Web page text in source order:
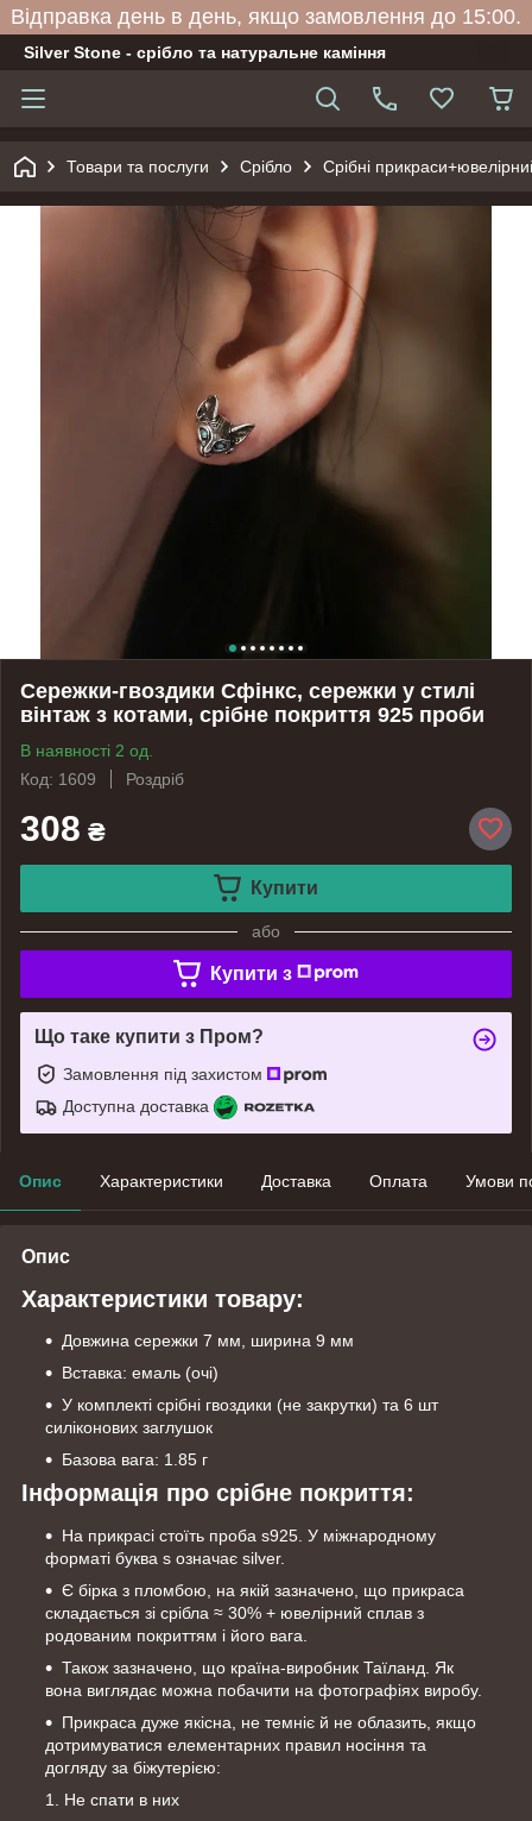
Відправка день в день, якщо замовлення до 15:00.
Silver Stone - срібло та натуральне каміння
Товари та послуги Срібло Срібні
Сережки-гвоздики Сфінкс, сережки у стилі
вінтаж з котами, срібне покриття 925 проби
В наявності 2 од.
Код: 1609
Роздріб
308 ₴
Купити
або
Купити з
Що таке купити з Пром?
Замовлення під захистом
Доступна доставка
Опис Характеристики Доставка Оплата Умови
Опис
Характеристики товару:
Довжина сережки 7 мм, ширина 9 мм
Вставка: емаль (очі)
У комплекті срібні гвоздики (не закрутки) та 6 шт
силіконових заглушок
Базова вага: 1.85 г
Інформація про срібне покриття:
На прикрасі стоїть проба s925. У міжнародному
форматі буква s означає silver.
Є бірка з пломбою, на якій зазначено, що прикраса
складається зі срібла ≈ 30% + ювелірний сплав з
родованим покриттям і його вага.
Також зазначено, що країна-виробник Таїланд. Як
вона виглядає можна побачити на фотографіях виробу.
Прикраса дуже якісна, не темніє й не облазить, якщо
дотримуватися елементарних правил носіння та
догляду за біжутерією:
Не спати в них